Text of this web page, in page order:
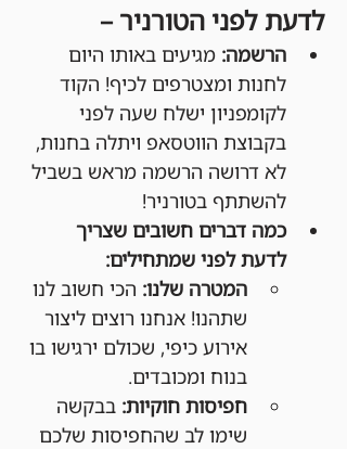
לדעת לפני הטורניר –
הרשמה: מגיעים באותו היום
לחנות ומצטרפים לכיף! הקוד
לקומפניון ישלח שעה לפני
בקבוצת הווטסאפ ויתלה בחנות,
לא דרושה הרשמה מראש בשביל
להשתתף בטורניר!
כמה דברים חשובים שצריך
לדעת לפני שמתחילים:
המטרה שלנו: הכי חשוב לנו
שתהנו! אנחנו רוצים ליצור
אירוע כיפי, שכולם ירגישו בו
בנוח ומכובדים.
חפיסות חוקיות: בבקשה
שימו לב שהחפיסות שלכם